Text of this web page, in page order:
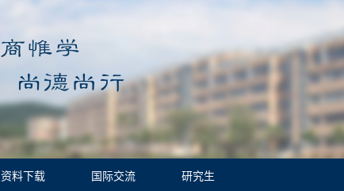
资料下载 国际交流 研究生